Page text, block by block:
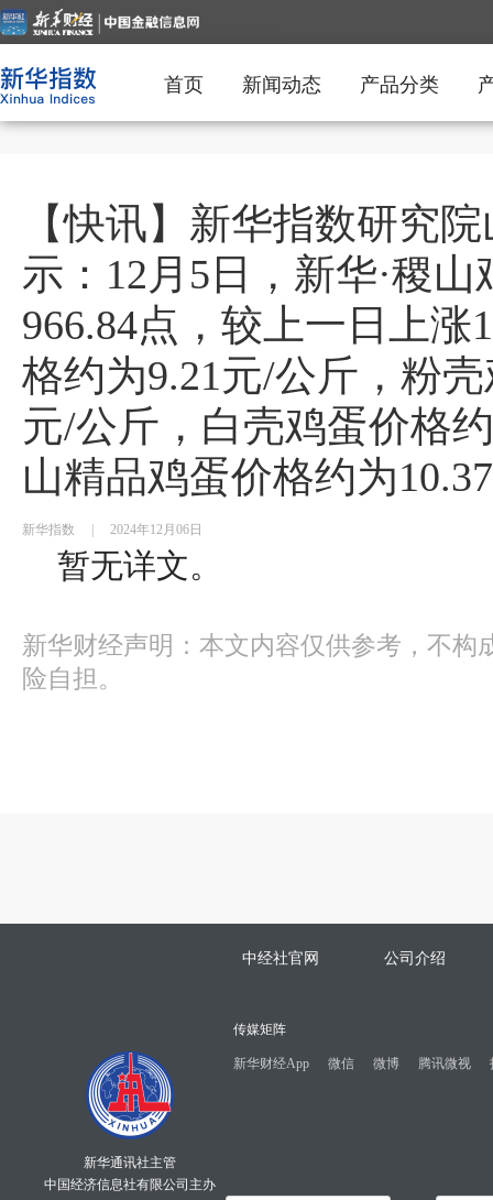
首页 新闻动态 产品分类
【快讯】新华指数研究
示：12月5日，新华·稷
966.84点，较上一日上涨
格约为9.21元/公斤，粉
元/公斤，白壳鸡蛋价格
山精品鸡蛋价格约为
新华指数 2024年12月06日
暂无详文。
新华财经声明：本文内容仅供参考，不构
险自担。
中经社官网 公司介绍
新华通讯社主管
中国经济信息社有限公司主办
传媒矩阵
新华财经App 微信 微博 腾讯微视